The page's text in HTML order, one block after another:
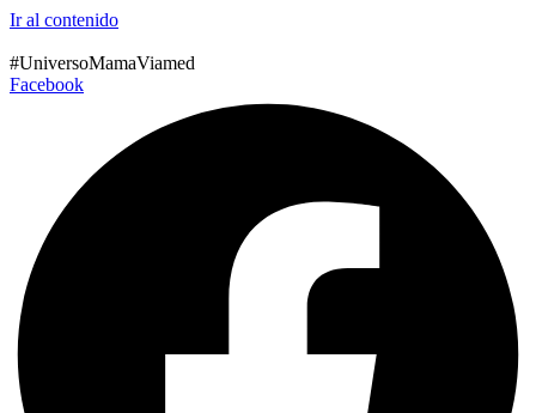
Ir al contenido
#UniversoMamaViamed
Facebook